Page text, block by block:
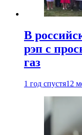
В
рэп с
газ
1 год спустя12